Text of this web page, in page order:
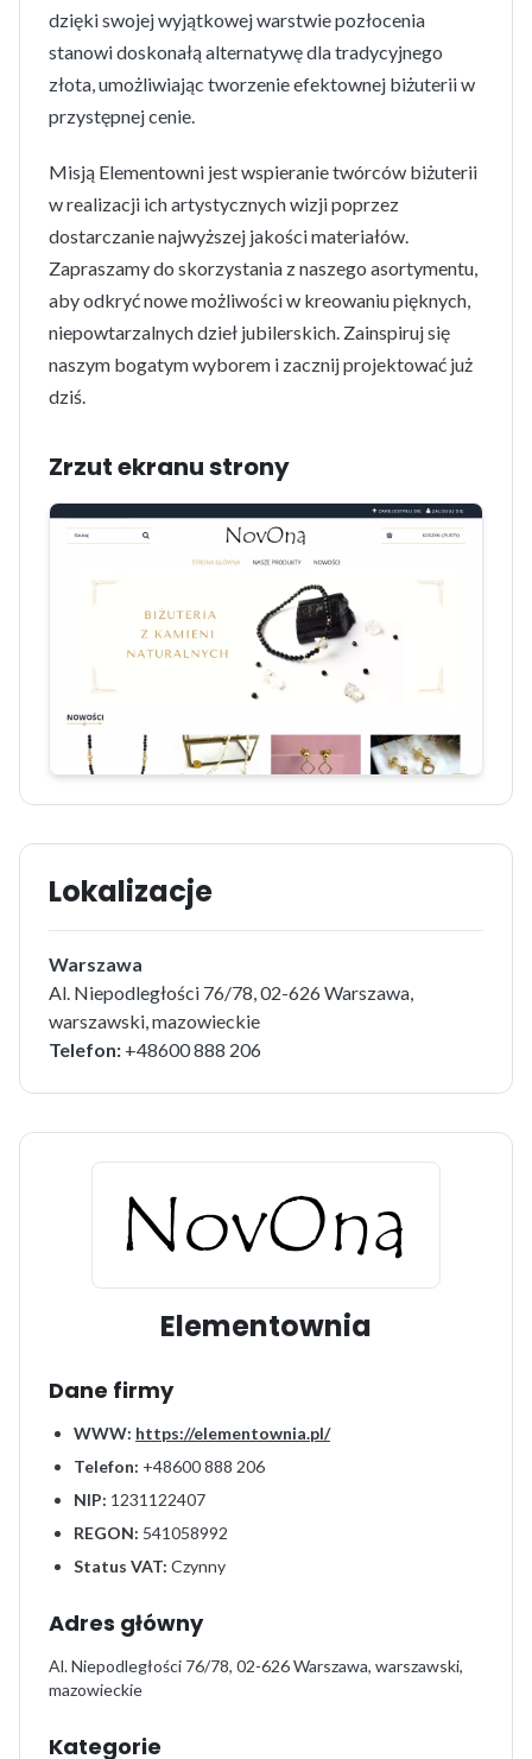
dzięki swojej wyjątkowej warstwie pozłocenia
stanowi doskonałą alternatywę dla tradycyjnego
złota, umożliwiając tworzenie efektownej biżuterii w
przystępnej cenie.
Misją Elementowni jest wspieranie twórców biżuterii
w realizacji ich artystycznych wizji poprzez
dostarczanie najwyższej jakości materiałów.
Zapraszamy do skorzystania z naszego asortymentu,
aby odkryć nowe możliwości w kreowaniu pięknych,
niepowtarzalnych dzieł jubilerskich. Zainspiruj się
naszym bogatym wyborem i zacznij projektować już
dziś.
Zrzut ekranu strony
Lokalizacje
Warszawa
Al. Niepodległości 76/78, 02-626 Warszawa,
warszawski, mazowieckie
Telefon: +48600 888 206
Elementownia
Dane firmy
WWW: https://elementownia.pl/
Telefon: +48600 888 206
NIP: 1231122407
REGON: 541058992
Status VAT: Czynny
Adres główny
Al. Niepodległości 76/78, 02-626 Warszawa, warszawski,
mazowieckie
Kategorie